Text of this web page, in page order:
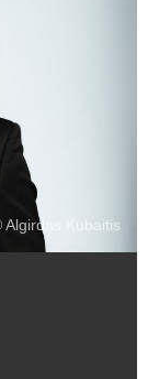
Algirdas Kubaitis